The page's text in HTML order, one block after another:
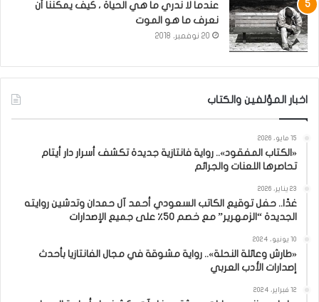
عندما لا ندري ما هي الحياة ، كيف يمكننا أن
نعرف ما هو الموت
20 نوفمبر، 2018
اخبار المؤلفين والكتاب
15 مايو، 2026
«الكتاب المفقود».. رواية فانتازية جديدة تكشف أسرار دار أيتام
تحاصرها اللعنات والجرائم
23 يناير، 2026
غدًا.. حفل توقيع الكاتب السعودي أحمد آل حمدان وتدشين روايته
الجديدة “الزمهرير” مع خصم 50٪ على جميع الإصدارات
10 يونيو، 2024
«طارش وعائلة النحلة».. رواية مشوقة في مجال الفانتازيا بأحدث
إصدارات الأدب العربي
12 فبراير، 2024